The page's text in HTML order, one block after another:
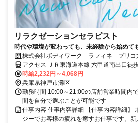
リラクゼーションセラピスト
時代や環境が変わっても、未経験から始めて
の仕事。手に職を身につけて、生き方を変え
株式会社ボディワーク ラフィネ プリコ
アクセス ＪＲ東海道本線 六甲道南出口徒
んば線 新在家徒歩約7分、阪急神戸本線 六
駅：六甲道駅
時給2,232円～4,068円
兵庫県神戸市灘区
勤務時間 10:00～21:00の店舗営業時間内
間を自分で選ぶことが可能です
仕事内容 仕事内容詳細 【仕事内容詳細】
ジーでお客様の疲れを癒すお仕事です。